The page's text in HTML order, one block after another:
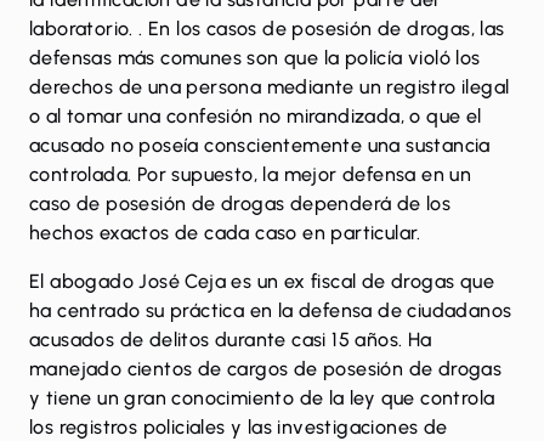
laboratorio. . En los casos de posesión de drogas, las
defensas más comunes son que la policía violó los
derechos de una persona mediante un registro ilegal
o al tomar una confesión no mirandizada, o que el
acusado no poseía conscientemente una sustancia
controlada. Por supuesto, la mejor defensa en un
caso de posesión de drogas dependerá de los
hechos exactos de cada caso en particular.
El abogado José Ceja es un ex fiscal de drogas que
ha centrado su práctica en la defensa de ciudadanos
acusados ​​de delitos durante casi 15 años. Ha
manejado cientos de cargos de posesión de drogas
y tiene un gran conocimiento de la ley que controla
los registros policiales y las investigaciones de